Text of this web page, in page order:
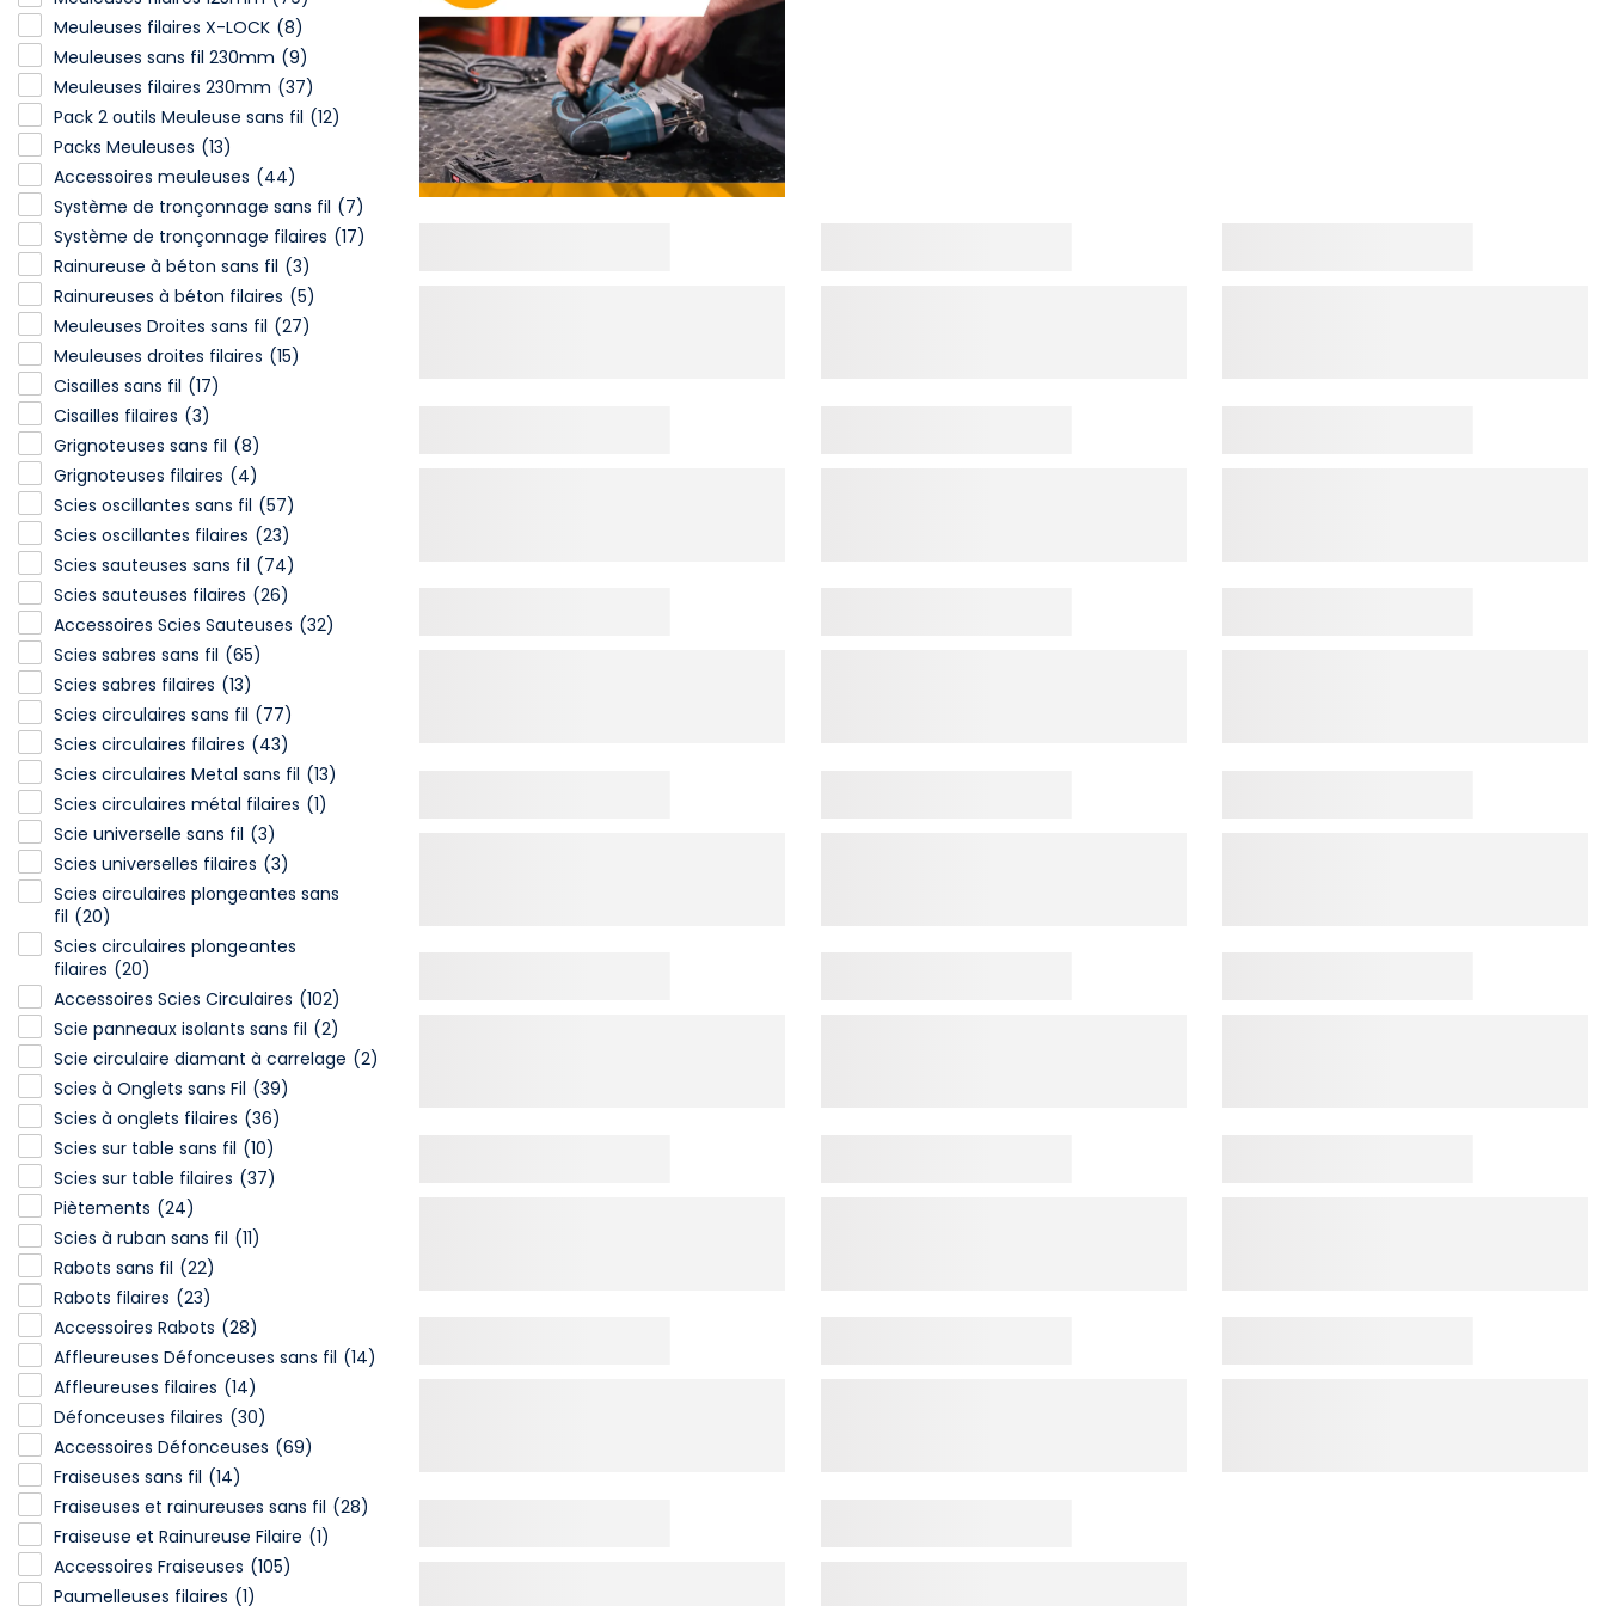
Meuleuses filaires X-LOCK (8)
Meuleuses sans fil 230mm (9)
Meuleuses filaires 230mm (37)
Pack 2 outils Meuleuse sans fil (12)
Packs Meuleuses (13)
Accessoires meuleuses (44)
Système de tronçonnage sans fil (7)
Système de tronçonnage filaires (17)
Rainureuse à béton sans fil (3)
Rainureuses à béton filaires (5)
Meuleuses Droites sans fil (27)
Meuleuses droites filaires (15)
Cisailles sans fil (17)
Cisailles filaires (3)
Grignoteuses sans fil (8)
Grignoteuses filaires (4)
Scies oscillantes sans fil (57)
Scies oscillantes filaires (23)
Scies sauteuses sans fil (74)
Scies sauteuses filaires (26)
Accessoires Scies Sauteuses (32)
Scies sabres sans fil (65)
Scies sabres filaires (13)
Scies circulaires sans fil (77)
Scies circulaires filaires (43)
Scies circulaires Metal sans fil (13)
Scies circulaires métal filaires (1)
Scie universelle sans fil (3)
Scies universelles filaires (3)
Scies circulaires plongeantes sans
fil (20)
Scies circulaires plongeantes
filaires (20)
Accessoires Scies Circulaires (102)
Scie panneaux isolants sans fil (2)
Scie circulaire diamant à carrelage (2)
Scies à Onglets sans Fil (39)
Scies à onglets filaires (36)
Scies sur table sans fil (10)
Scies sur table filaires (37)
Piètements (24)
Scies à ruban sans fil (11)
Rabots sans fil (22)
Rabots filaires (23)
Accessoires Rabots (28)
Affleureuses Défonceuses sans fil (14)
Affleureuses filaires (14)
Défonceuses filaires (30)
Accessoires Défonceuses (69)
Fraiseuses sans fil (14)
Fraiseuses et rainureuses sans fil (28)
Fraiseuse et Rainureuse Filaire (1)
Accessoires Fraiseuses (105)
Paumelleuses filaires (1)